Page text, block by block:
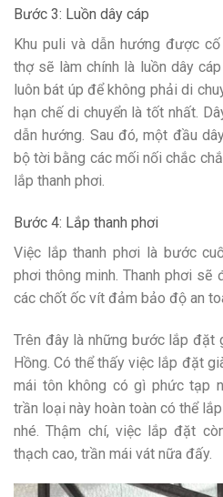
Bước 3: Luồn dây cáp
Khu puli và dẫn hướng được
thợ sẽ làm chính là luồn dây
luôn bát úp để không phải di
hạn chế di chuyển là tốt nhất.
dẫn hướng. Sau đó, một đầu
bộ tời bằng các mối nối chắc
lắp thanh phơi.
Bước 4: Lắp thanh phơi
Việc lắp thanh phơi là bước
phơi thông minh. Thanh phơi
các chốt ốc vít đảm bảo độ an
Trên đây là những bước lắp đặt
Hồng. Có thể thấy việc lắp đặt
mái tôn không có gì phức tạp
trần loại này hoàn toàn có thể
nhé. Thậm chí, việc lắp đặt
thạch cao, trần mái vát nữa đấy.